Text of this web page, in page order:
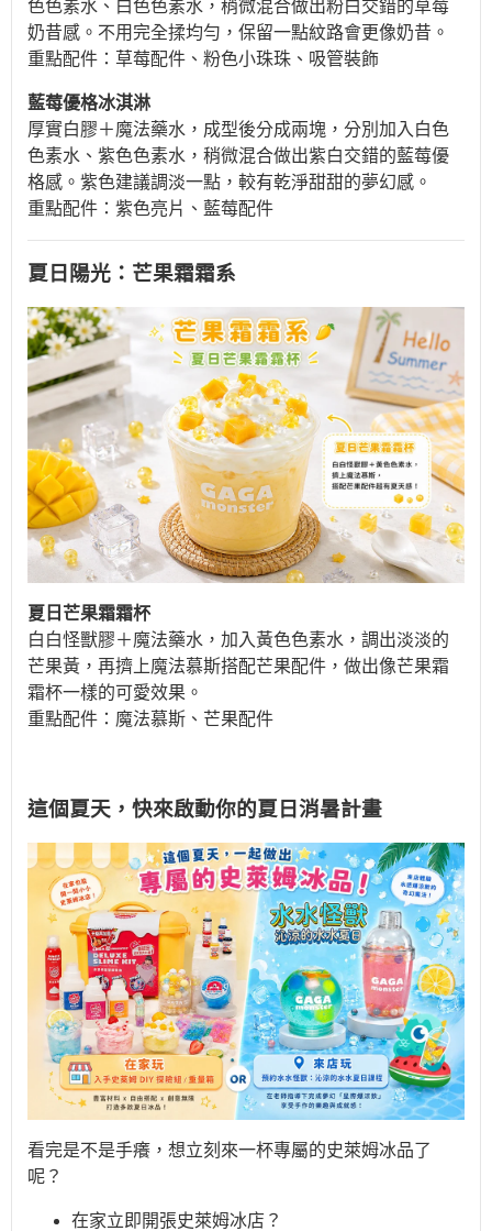
色色素水、白色色素水，稍微混合做出粉白交錯的草莓
奶昔感。不用完全揉均勻，保留一點紋路會更像奶昔。
重點配件：草莓配件、粉色小珠珠、吸管裝飾
藍莓優格冰淇淋
厚實白膠＋魔法藥水，成型後分成兩塊，分別加入白色
色素水、紫色色素水，稍微混合做出紫白交錯的藍莓優
格感。紫色建議調淡一點，較有乾淨甜甜的夢幻感。
重點配件：紫色亮片、藍莓配件
夏日陽光：芒果霜霜系
夏日芒果霜霜杯
白白怪獸膠＋魔法藥水， 加入黃色色素水，調出淡淡的
芒果黃，再擠上魔法慕斯搭配芒果配件，做出像芒果霜
霜杯一樣的可愛效果。
重點配件：魔法慕斯、芒果配件
這個夏天，快來啟動你的夏日消暑計畫
看完是不是手癢，想立刻來一杯專屬的史萊姆冰品了
呢？
在家立即開張史萊姆冰店？